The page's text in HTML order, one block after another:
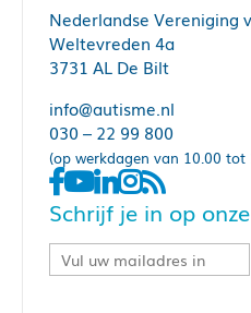
Nederlandse Vereniging
Weltevreden 4a
3731 AL De Bilt
info@autisme.nl
030 – 22 99 800
(op werkdagen van 10.00 tot
Schrijf je in op